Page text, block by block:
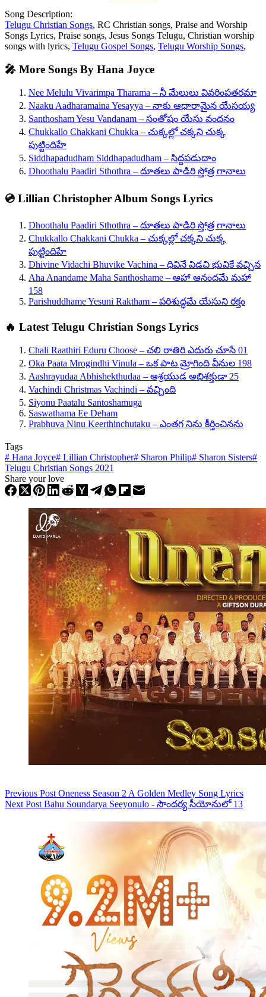
Song Description:
Telugu Christian Songs, RC Christian songs, Praise and Worship
Songs Lyrics, Praise songs, Jesus Songs Telugu, Christian worship
songs with lyrics, Telugu Gospel Songs, Telugu Worship Songs,
🎤 More Songs By Hana Joyce
Nee Melulu Vivarimpa Tharama – నీ మేలులు వివరింపతరమా
Naaku Aadharamaina Yesayya – నాకు ఆధారామైన యేసయ్య
Santhosham Yesu Vandanam – సంతోషం యేసు వందనం
Chukkallo Chakkani Chukka – చుక్కల్లో చక్కని చుక్క
పుట్టిందిహే
Siddhapadudham Siddhapadudham – సిద్దపడుదాం
Dhoothalu Paadiri Sthothra – దూతలు పాడిరి స్తోత్ర గానాలు
💿 Lillian Christopher Album Songs Lyrics
Dhoothalu Paadiri Sthothra – దూతలు పాడిరి స్తోత్ర గానాలు
Chukkallo Chakkani Chukka – చుక్కల్లో చక్కని చుక్క
పుట్టిందిహే
Dhivine Vidachi Bhuvike Vachina – ధివినే విడచి భువికే వచ్చిన
Aha Anandame Maha Santhoshame – ఆహా ఆనందమే మహా
158
Parishuddhame Yesuni Raktham – పరిశుద్ధమే యేసుని రక్తం
🔥 Latest Telugu Christian Songs Lyrics
Chali Raathiri Eduru Choose – చలి రాతిరి ఎదురు చూసే 01
Oka Paata Mrogindhi Vinula – ఒక పాట మ్రోగింది వీనుల 198
Aashrayudaa Abhishekthudaa – ఆశ్రయుడ అభిశక్తుడా 25
Vachindi Christmas Vachindi – వచ్చింది
Siyonu Paatalu Santoshamuga
Saswathama Ee Deham
Prabhuva Ninu Keerthinchutaku – ఎంతగ నిను కీర్తించినను
Tags
# Hana Joyce# Lillian Christopher# Sharon Philip# Sharon Sisters#
Telugu Christian Songs 2021
Share your love
Previous Post Oneness Season 2 A Golden Medley Song Lyrics
Next Post Bahu Soundarya Seeyonulo - సౌందర్య సీయోనులో 13